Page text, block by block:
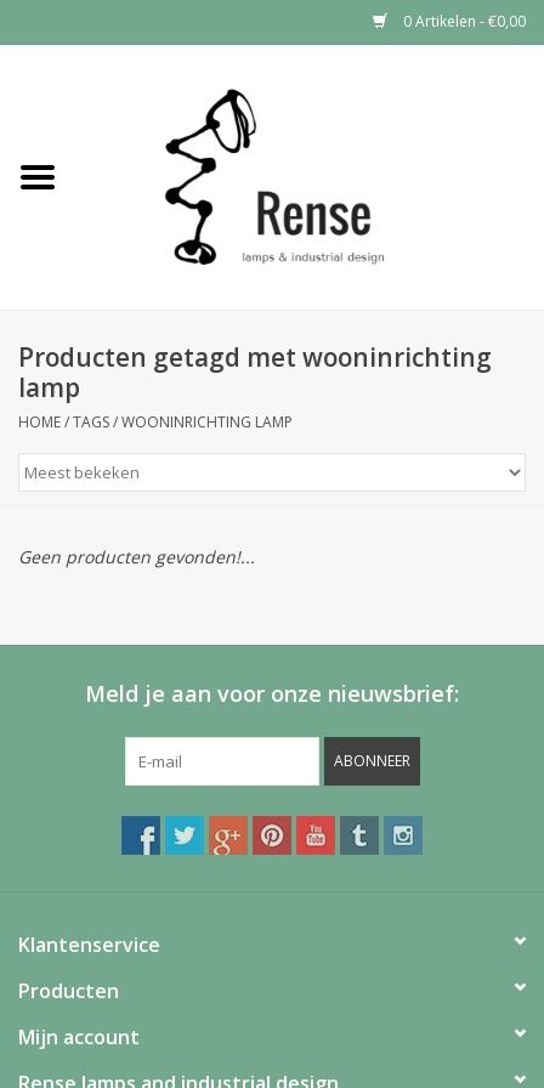
0 Artikelen - €0,00
Industrial lamps
Producten getagd met wooninrichting
lamp
HOME/TAGS/WOONINRICHTING LAMP
Geen producten gevonden!...
Meld je aan voor onze nieuwsbrief:
ABONNEER
Klantenservice
Producten
Mijn account